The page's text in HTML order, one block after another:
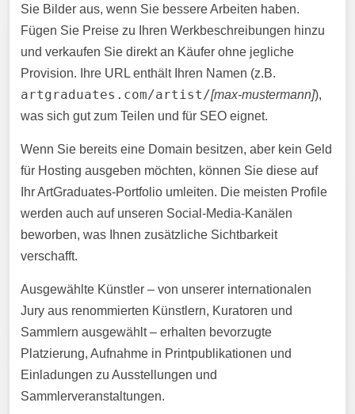
Sie Bilder aus, wenn Sie bessere Arbeiten haben.
Fügen Sie Preise zu Ihren Werkbeschreibungen hinzu
und verkaufen Sie direkt an Käufer ohne jegliche
Provision. Ihre URL enthält Ihren Namen (z.B.
artgraduates.com/artist/[max-mustermann]),
was sich gut zum Teilen und für SEO eignet.
Wenn Sie bereits eine Domain besitzen, aber kein Geld
für Hosting ausgeben möchten, können Sie diese auf
Ihr ArtGraduates-Portfolio umleiten. Die meisten Profile
werden auch auf unseren Social-Media-Kanälen
beworben, was Ihnen zusätzliche Sichtbarkeit
verschafft.
Ausgewählte Künstler – von unserer internationalen
Jury aus renommierten Künstlern, Kuratoren und
Sammlern ausgewählt – erhalten bevorzugte
Platzierung, Aufnahme in Printpublikationen und
Einladungen zu Ausstellungen und
Sammlerveranstaltungen.